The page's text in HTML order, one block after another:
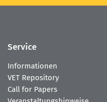
Service
Informationen
VET Repository
Call for Papers